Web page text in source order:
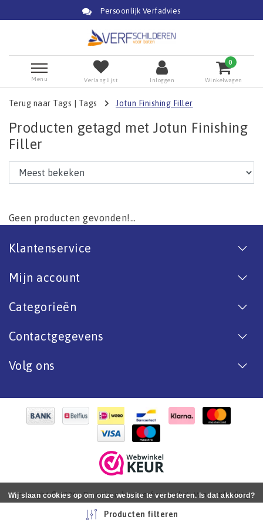
Persoonlijk Verfadvies
Menu Verlanglijst Inloggen
0
Winkelwagen
Terug naar Tags Tags Jotun Finishing Filler
Producten getagd met Jotun Finishing
Filler
Geen producten gevonden!...
Klantenservice
Mijn account
Categorieën
Contactgegevens
Volg ons
Copyright © 2026 - De online bootverf specialist. Van antifouling
tot aflak. - All rights reserved - RealizationInStijl Media
Producten filteren
Wij slaan cookies op om onze website te verbeteren. Is dat akkoord?
Nee Meer over cookies »